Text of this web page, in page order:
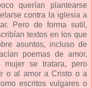
querían plantearse
contra la iglesia a
Pero de forma sutil,
textos en los que
asuntos, incluso de
poemas de amor,
se tratara, pero
o al amor a Cristo o a
escritos vulgares o